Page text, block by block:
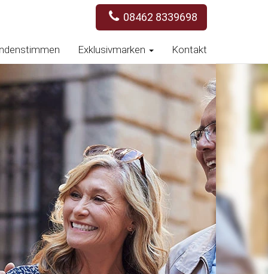
08462 8339698
Exklusivmarken Kontakt